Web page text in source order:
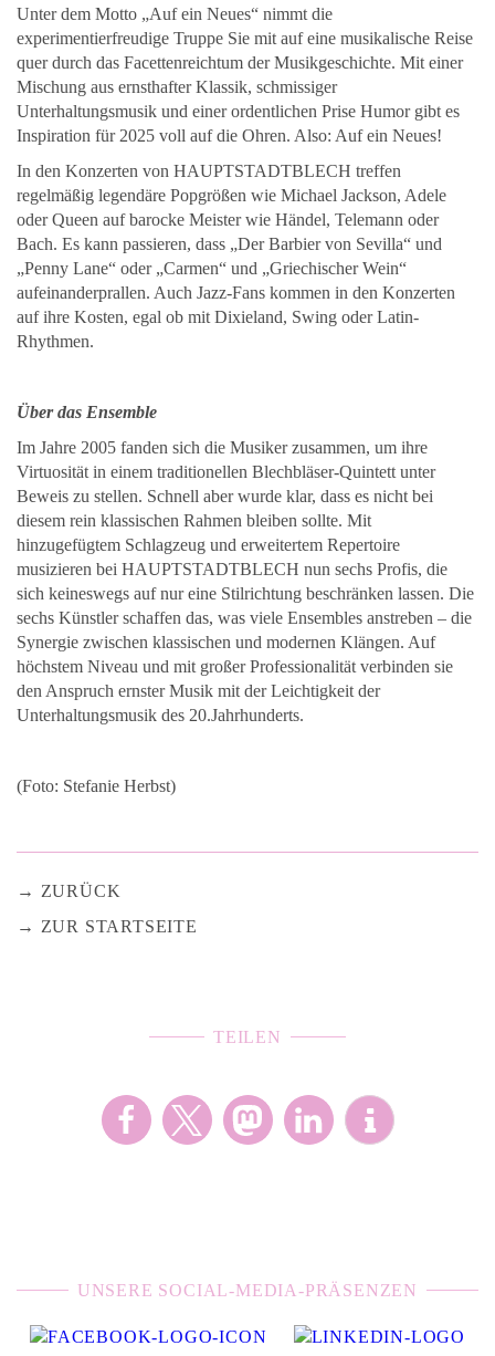
Unter dem Motto „Auf ein Neues“ nimmt die
experimentierfreudige Truppe Sie mit auf eine musikalische Reise
quer durch das Facettenreichtum der Musikgeschichte. Mit einer
Mischung aus ernsthafter Klassik, schmissiger
Unterhaltungsmusik und einer ordentlichen Prise Humor gibt es
Inspiration für 2025 voll auf die Ohren. Also: Auf ein Neues!
In den Konzerten von HAUPTSTADTBLECH treffen
regelmäßig legendäre Popgrößen wie Michael Jackson, Adele
oder Queen auf barocke Meister wie Händel, Telemann oder
Bach. Es kann passieren, dass „Der Barbier von Sevilla“ und
„Penny Lane“ oder „Carmen“ und „Griechischer Wein“
aufeinanderprallen. Auch Jazz-Fans kommen in den Konzerten
auf ihre Kosten, egal ob mit Dixieland, Swing oder Latin-
Rhythmen.
Über das Ensemble
Im Jahre 2005 fanden sich die Musiker zusammen, um ihre
Virtuosität in einem traditionellen Blechbläser-Quintett unter
Beweis zu stellen. Schnell aber wurde klar, dass es nicht bei
diesem rein klassischen Rahmen bleiben sollte. Mit
hinzugefügtem Schlagzeug und erweitertem Repertoire
musizieren bei HAUPTSTADTBLECH nun sechs Profis, die
sich keineswegs auf nur eine Stilrichtung beschränken lassen. Die
sechs Künstler schaffen das, was viele Ensembles anstreben – die
Synergie zwischen klassischen und modernen Klängen. Auf
höchstem Niveau und mit großer Professionalität verbinden sie
den Anspruch ernster Musik mit der Leichtigkeit der
Unterhaltungsmusik des 20.Jahrhunderts.
(Foto: Stefanie Herbst)
ZURÜCK
ZUR STARTSEITE
TEILEN
UNSERE SOCIAL-MEDIA-PRÄSENZEN